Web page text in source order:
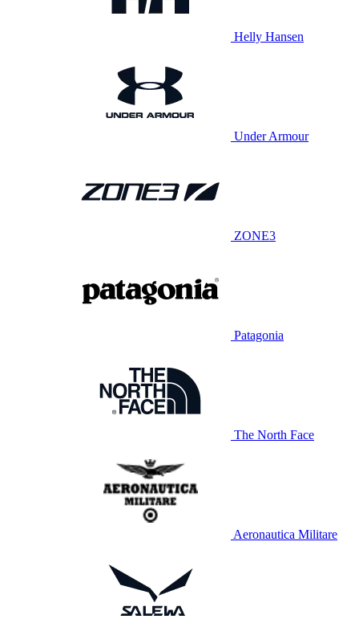
Helly Hansen
Under Armour
ZONE3
Patagonia
The North Face
Aeronautica Militare